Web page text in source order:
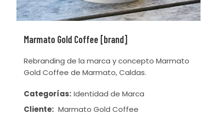
Marmato Gold Coffee [brand]
Rebranding de la marca y concepto Marmato
Gold Coffee de Marmato, Caldas.
Categorías: Identidad de Marca
Cliente: Marmato Gold Coffee